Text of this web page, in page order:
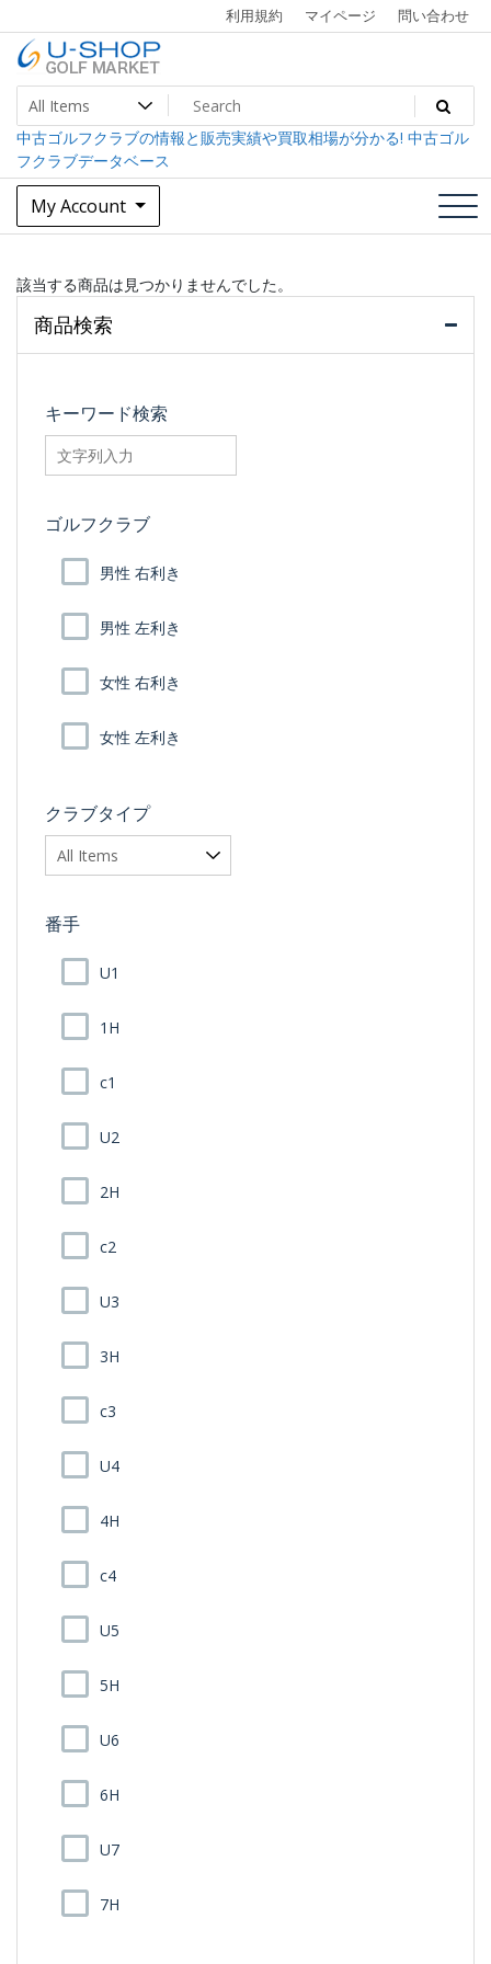
to
content
利用規約 マイページ 問い合わせ
U-SHOP Golf Market dev
中古ゴルフクラブ最大級！U-SHOPゴルフマーケット
中古ゴルフクラブの情報と販売実績や買取相場が分かる! 中古ゴル
フクラブデータベース
My Account
該当する商品は見つかりませんでした。
商品検索
キーワード検索
searchfilter_pro
ゴルフクラブ
男性 右利き
男性 左利き
女性 右利き
女性 左利き
クラブタイプ
番手
U1
1H
c1
U2
2H
c2
U3
3H
c3
U4
4H
c4
U5
5H
U6
6H
U7
7H